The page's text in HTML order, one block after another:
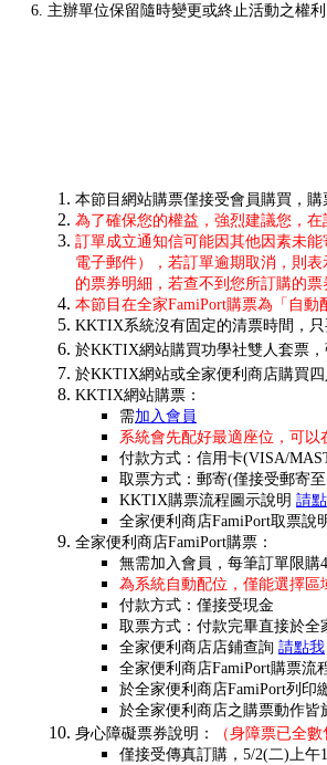
6. 主辦單位保留隨時變更或終止活動之權利
本節目網站購票僅接受會員購買，購
為了確保您的權益，強烈建議您，
訂單成立通知信可能因其他因素未
電子郵件），若訂單逾期取消，則
的票券明細，若查不到您所訂購的
本節目在全家FamiPort購票為「自動
KKTIX系統沒有固定的清票時間，
於KKTIX網站購買功學社雙人套票
於KKTIX網站或全家便利商店購買
KKTIX網站購票：
需加入會員
系統會先配好最適座位，可以
付款方式：信用卡(VISA/
取票方式：郵寄(僅接受郵寄
KKTIX購票流程圖示說明 請
全家便利商店FamiPort取票說
全家便利商店FamiPort購票：
無需加入會員，每筆訂單限購
為系統自動配位，僅能選擇區
付款方式：僅接受現金
取票方式：付款完畢直接於
全家便利商店店鋪查詢 請點我
全家便利商店FamiPort購票流
於全家便利商店FamiPort列
於全家便利商店之購票動作皆
身心障礙票券說明：
（身障票已全
僅接受傳真訂購，5/2(二)上午